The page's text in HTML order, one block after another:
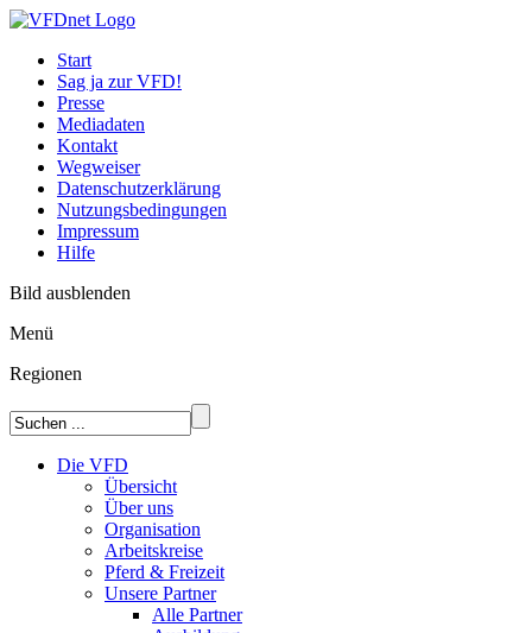
Start
Sag ja zur VFD!
Presse
Mediadaten
Kontakt
Wegweiser
Datenschutzerklärung
Nutzungsbedingungen
Impressum
Hilfe
Bild ausblenden
Menü
Regionen
Die VFD
Übersicht
Über uns
Organisation
Arbeitskreise
Pferd & Freizeit
Unsere Partner
Alle Partner